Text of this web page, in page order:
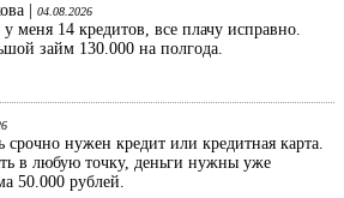
| 04.08.2026
меня 14 кредитов, все плачу исправно.
займ 130.000 на полгода.
срочно нужен кредит или кредитная карта.
в любую точку, деньги нужны уже
50.000 рублей.